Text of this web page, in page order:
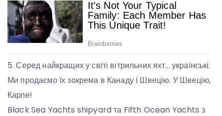
5. Серед найкращих у світі вітрильних яхт… українські.
Ми продаємо їх зокрема в Канаду і Швецію. У Швецію,
Карле!
Black Sea Yachts shipyard та Fifth Ocean Yachts з